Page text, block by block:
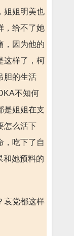
姐姐明美也
，给不了她
，因为他的
这样了，柯
胆的生活
不知何
是姐姐在支
怎么活下
，吃下了自
她预料的
哀党都这样